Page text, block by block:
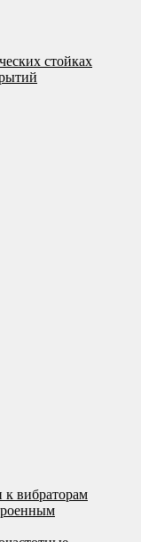
стойках
к вибраторам